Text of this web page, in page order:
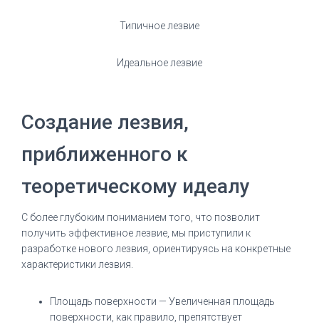
Типичное лезвие
Идеальное лезвие
Создание лезвия,
приближенного к
теоретическому идеалу
С более глубоким пониманием того, что позволит
получить эффективное лезвие, мы приступили к
разработке нового лезвия, ориентируясь на конкретные
характеристики лезвия.
Площадь поверхности — Увеличенная площадь
поверхности, как правило, препятствует